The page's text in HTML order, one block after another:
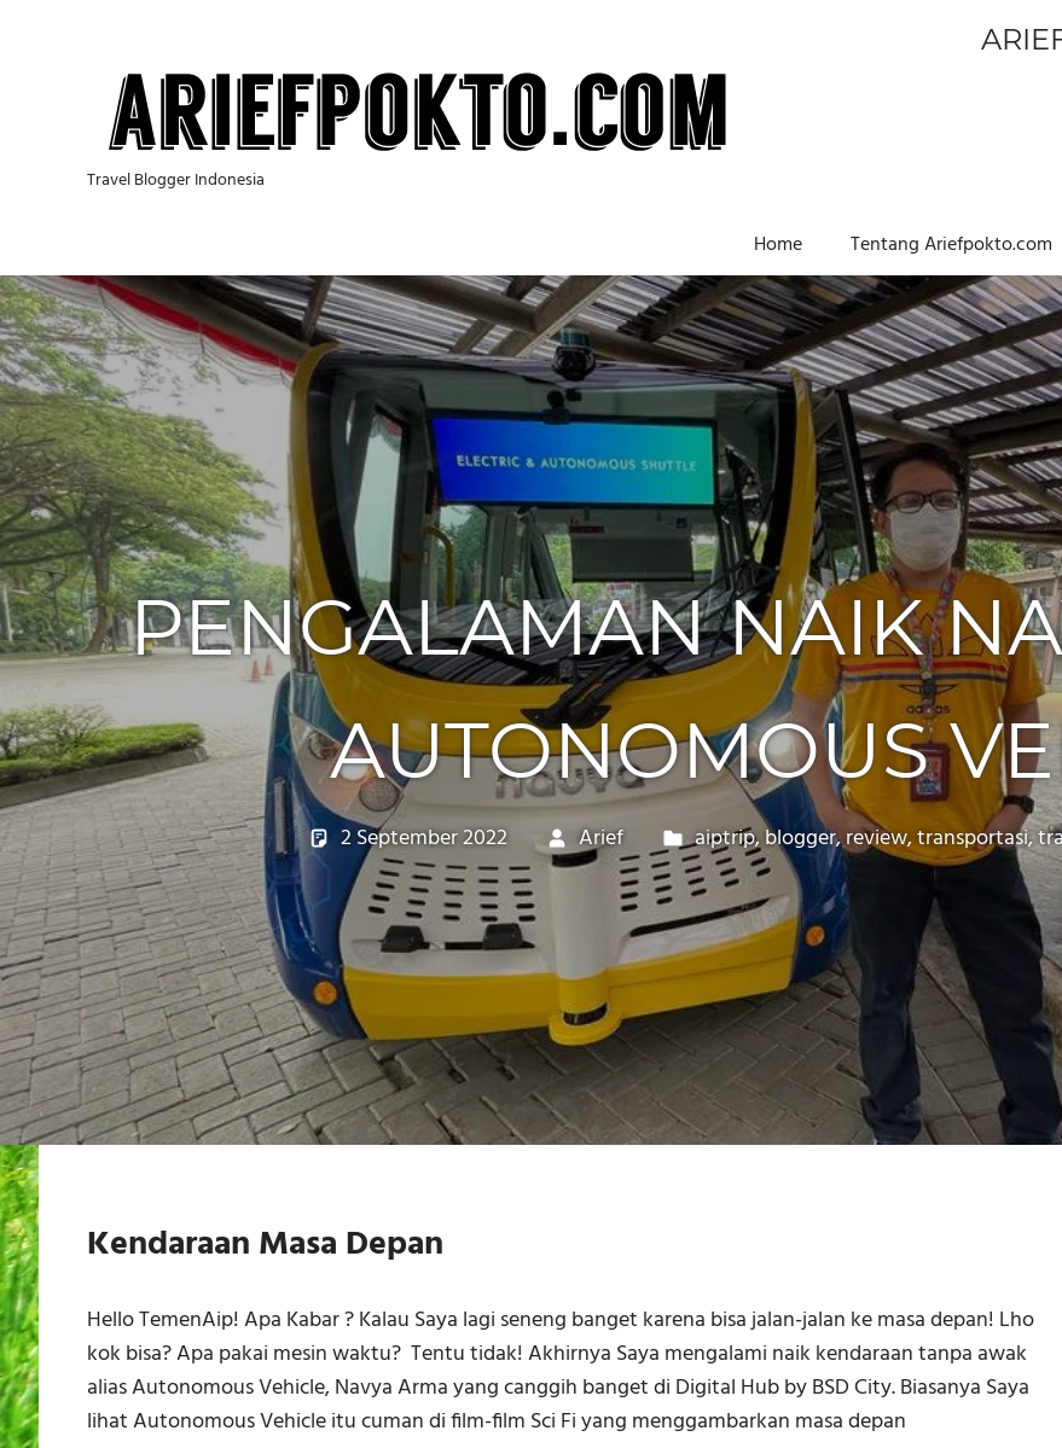
Travel Blogger Indonesia
Home Tentang Ariefpokto.com
PENGALAMAN NAIK
AUTONOMOUS
2 September 2022 Arief aiptrip,blogger,review,transportasi,
Kendaraan Masa Depan
Hello TemenAip! Apa Kabar ? Kalau Saya lagi seneng banget karena bisa jalan-jalan ke masa depan! Lho
kok bisa? Apa pakai mesin waktu? Tentu tidak! Akhirnya Saya mengalami naik kendaraan tanpa awak
alias Autonomous Vehicle, Navya Arma yang canggih banget di Digital Hub by BSD City. Biasanya Saya
lihat Autonomous Vehicle itu cuman di film-film Sci Fi yang menggambarkan masa depan